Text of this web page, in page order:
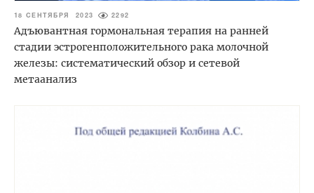
18 СЕНТЯБРЯ 2023 2292
Адъювантная гормональная терапия на ранней
стадии эстрогенположительного рака молочной
железы: систематический обзор и сетевой
метаанализ